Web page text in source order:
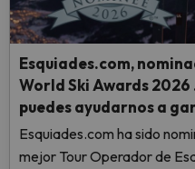
Esquiades.com,
World Ski Awards 2026
puedes ayudarnos a
Esquiades.com ha sido
mejor Tour Operador de